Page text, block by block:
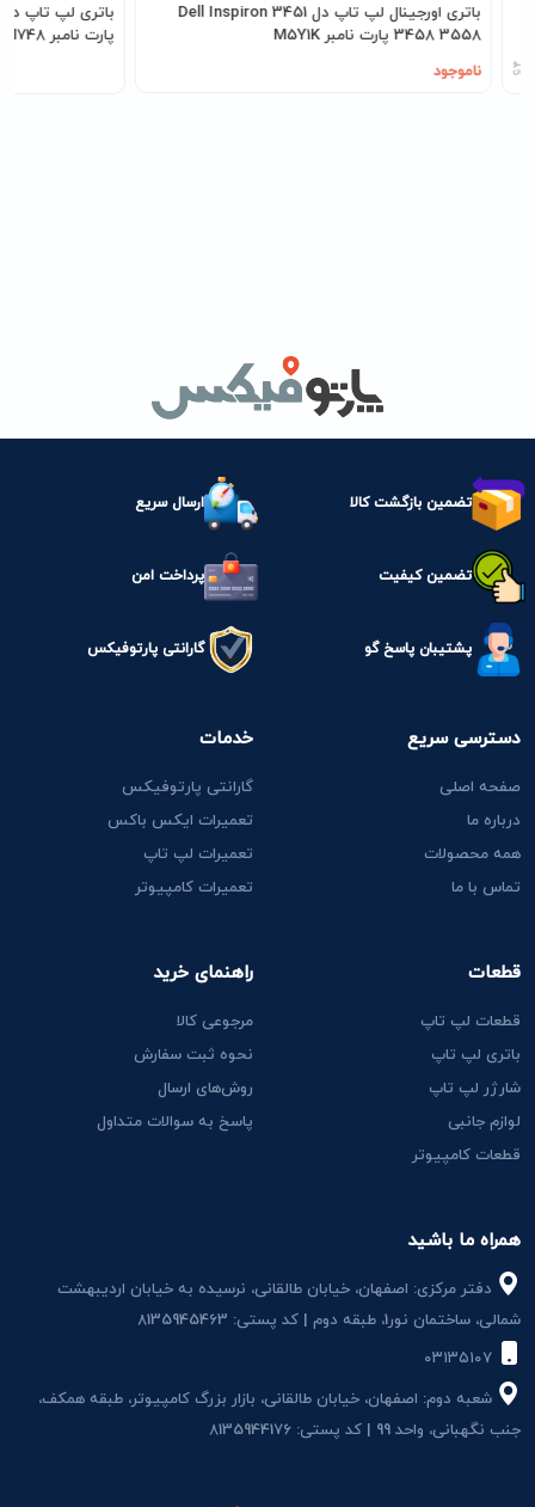
باتری اورجینال لپ تاپ دل Dell Inspiron 3451
3458 3558 پارت نامبر M5Y1K
ناموجود
پارت نامبر VH748
تضمین بازگشت کالا ارسال سریع
تضمین کیفیت پرداخت امن
پشتیبان پاسخ گو گارانتی پارتوفیکس
همراه ما باشید
دفتر مرکزی: اصفهان، خیابان طالقانی، نرسیده به خیابان اردیبهشت
شمالی، ساختمان نور1، طبقه دوم | کد پستی: 8135945463
شعبه دوم: اصفهان، خیابان طالقانی، بازار بزرگ کامپیوتر، طبقه همکف،
جنب نگهبانی، واحد 99 | کد پستی: 8135944176
دسترسی سریع
صفحه اصلی
درباره ما
همه محصولات
تماس با ما
قطعات
قطعات لپ تاپ
باتری لپ تاپ
شارژر لپ تاپ
لوازم جانبی
قطعات کامپیوتر
خدمات
گارانتی پارتوفیکس
تعمیرات ایکس باکس
تعمیرات لپ تاپ
تعمیرات کامپیوتر
راهنمای خرید
مرجوعی کالا
نحوه ثبت سفارش
روش‌های ارسال
پاسخ به سوالات متداول